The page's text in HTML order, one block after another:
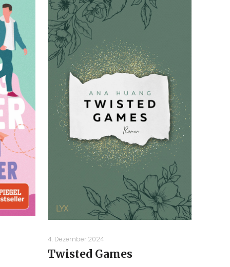
4. Dezember 2024
Twisted Games